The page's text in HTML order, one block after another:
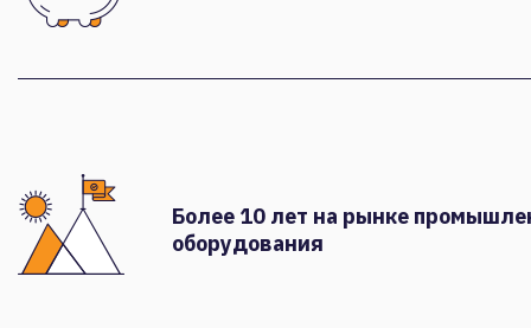
Более 10 лет на рынке
оборудования